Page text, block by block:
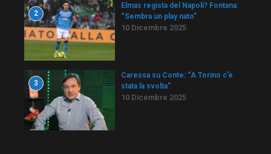
2
Elmas regista del Napoli? Fontana:
“Sembra un play nato”
10 Dicembre 2025
3
Caressa su Conte: “A Torino c’è
stata la svolta”
10 Dicembre 2025